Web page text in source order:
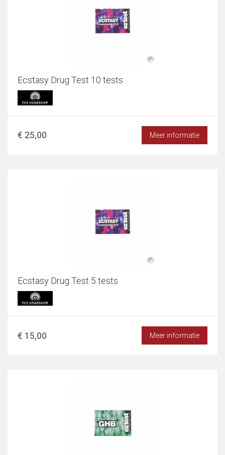
Ecstasy Drug Test 10 tests
€ 25,00 Meer informatie
Ecstasy Drug Test 5 tests
€ 15,00 Meer informatie